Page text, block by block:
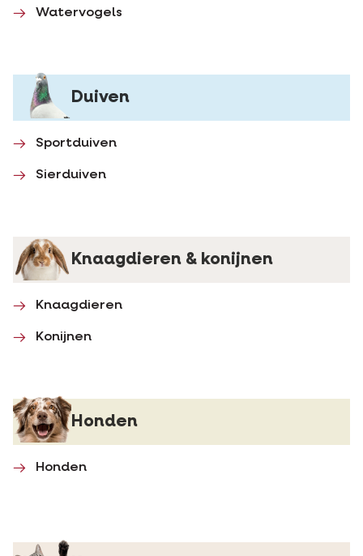
Watervogels
Duiven
Sportduiven
Sierduiven
Knaagdieren & konijnen
Knaagdieren
Konijnen
Honden
Honden